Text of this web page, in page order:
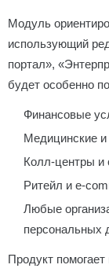
Модуль
использующий
портал»,
будет особенно
Финансовые
Медицинские
Колл-центры и
Ритейл и e-
Любые
персональных
Продукт